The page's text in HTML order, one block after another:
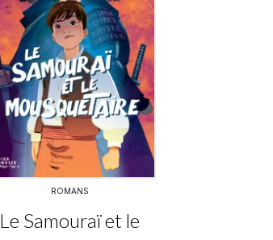
ROMANS
Le Samouraï et le